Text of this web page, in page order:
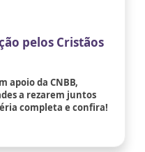
pelos Cristãos
apoio da CNBB,
a rezarem juntos
completa e confira!